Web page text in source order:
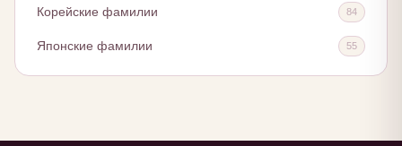
Корейские фамилии 84
Японские фамилии 55